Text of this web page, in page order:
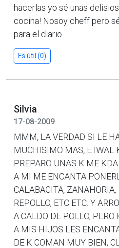
hacerlas yo sé unas
cocina! Nosoy cheff pero
para el diario
Es útil (0)
Silvia
17-08-2009
MMM, LA VERDAD SI LE
MUCHISIMO MAS, E IWAL
PREPARO UNAS K ME
A MI ME ENCANTA
CALABACITA, ZANAHORIA,
REPOLLO, ETC ETC. Y
A CALDO DE POLLO,
A MIS HIJOS LES
DE K COMAN MUY BIEN,